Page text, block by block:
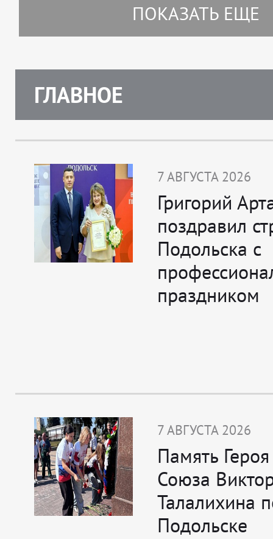
ПОКАЗАТЬ ЕЩЕ
ГЛАВНОЕ
7 АВГУСТА 2026
Григорий
поздравил
Подольска с
праздником
7 АВГУСТА 2026
Память
Союза
Талалихина
Подольске